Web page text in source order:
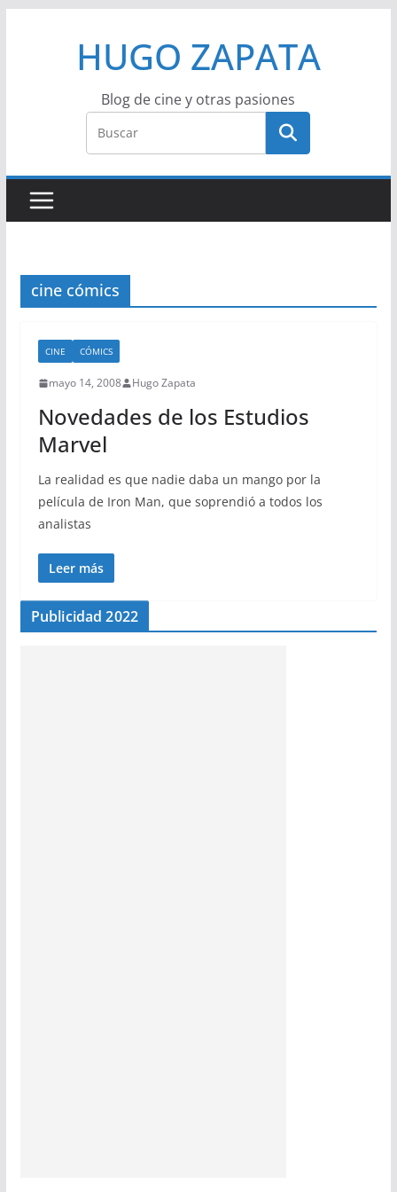
HUGO ZAPATA
Blog de cine y otras pasiones
cine cómics
CINE CÓMICS
mayo 14, 2008 Hugo Zapata
Novedades de los Estudios
Marvel
La realidad es que nadie daba un mango por la
película de Iron Man, que soprendió a todos los
analistas
Leer más
Publicidad 2022